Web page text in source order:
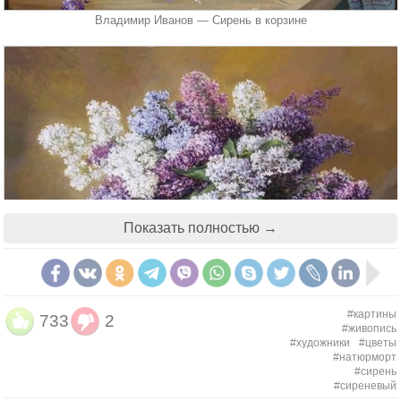
То ли прообраз, то ль предтеча...
Что остается нам? Вскипеть
Душой ли, словом, бледной кровью,
Роняя лепестки, лететь,
Земной пожертвовав любовью.
Н. Гумилёв
Прояснилось небо, потеплело.
Владимир Иванов — Сирень в корзине
Показать полностью →
733 2
#картины
#живопись
#художники
#цветы
#натюрморт
#сирень
#сиреневый